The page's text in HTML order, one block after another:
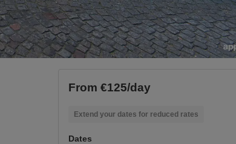
From €125/day
Extend your dates for reduced rates
Dates